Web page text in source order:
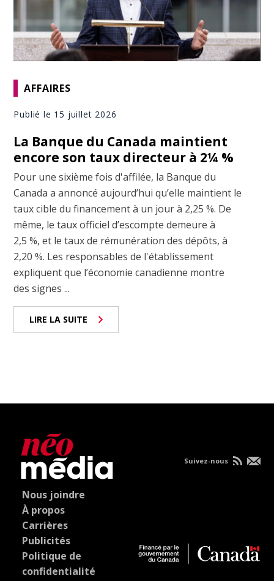
AFFAIRES
Publié le 15 juillet 2026
La Banque du Canada maintient
encore son taux directeur à 2¼ %
Pour une sixième fois d'affilée, la Banque du
Canada a annoncé aujourd’hui qu’elle maintient le
taux cible du financement à un jour à 2,25 %. De
même, le taux officiel d’escompte demeure à
2,5 %, et le taux de rémunération des dépôts, à
2,20 %. Les responsables de l'établissement
expliquent que l’économie canadienne montre
des signes ...
LIRE LA SUITE
Nous joindre
À propos
Carrières
Publicités
Politique de
confidentialité
Suivez-nous